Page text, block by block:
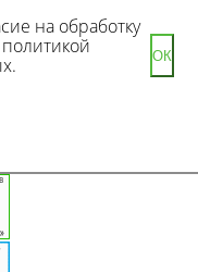
на обработку
ОК